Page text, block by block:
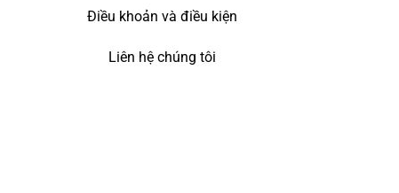
Điều khoản và điều kiện
Liên hệ chúng tôi